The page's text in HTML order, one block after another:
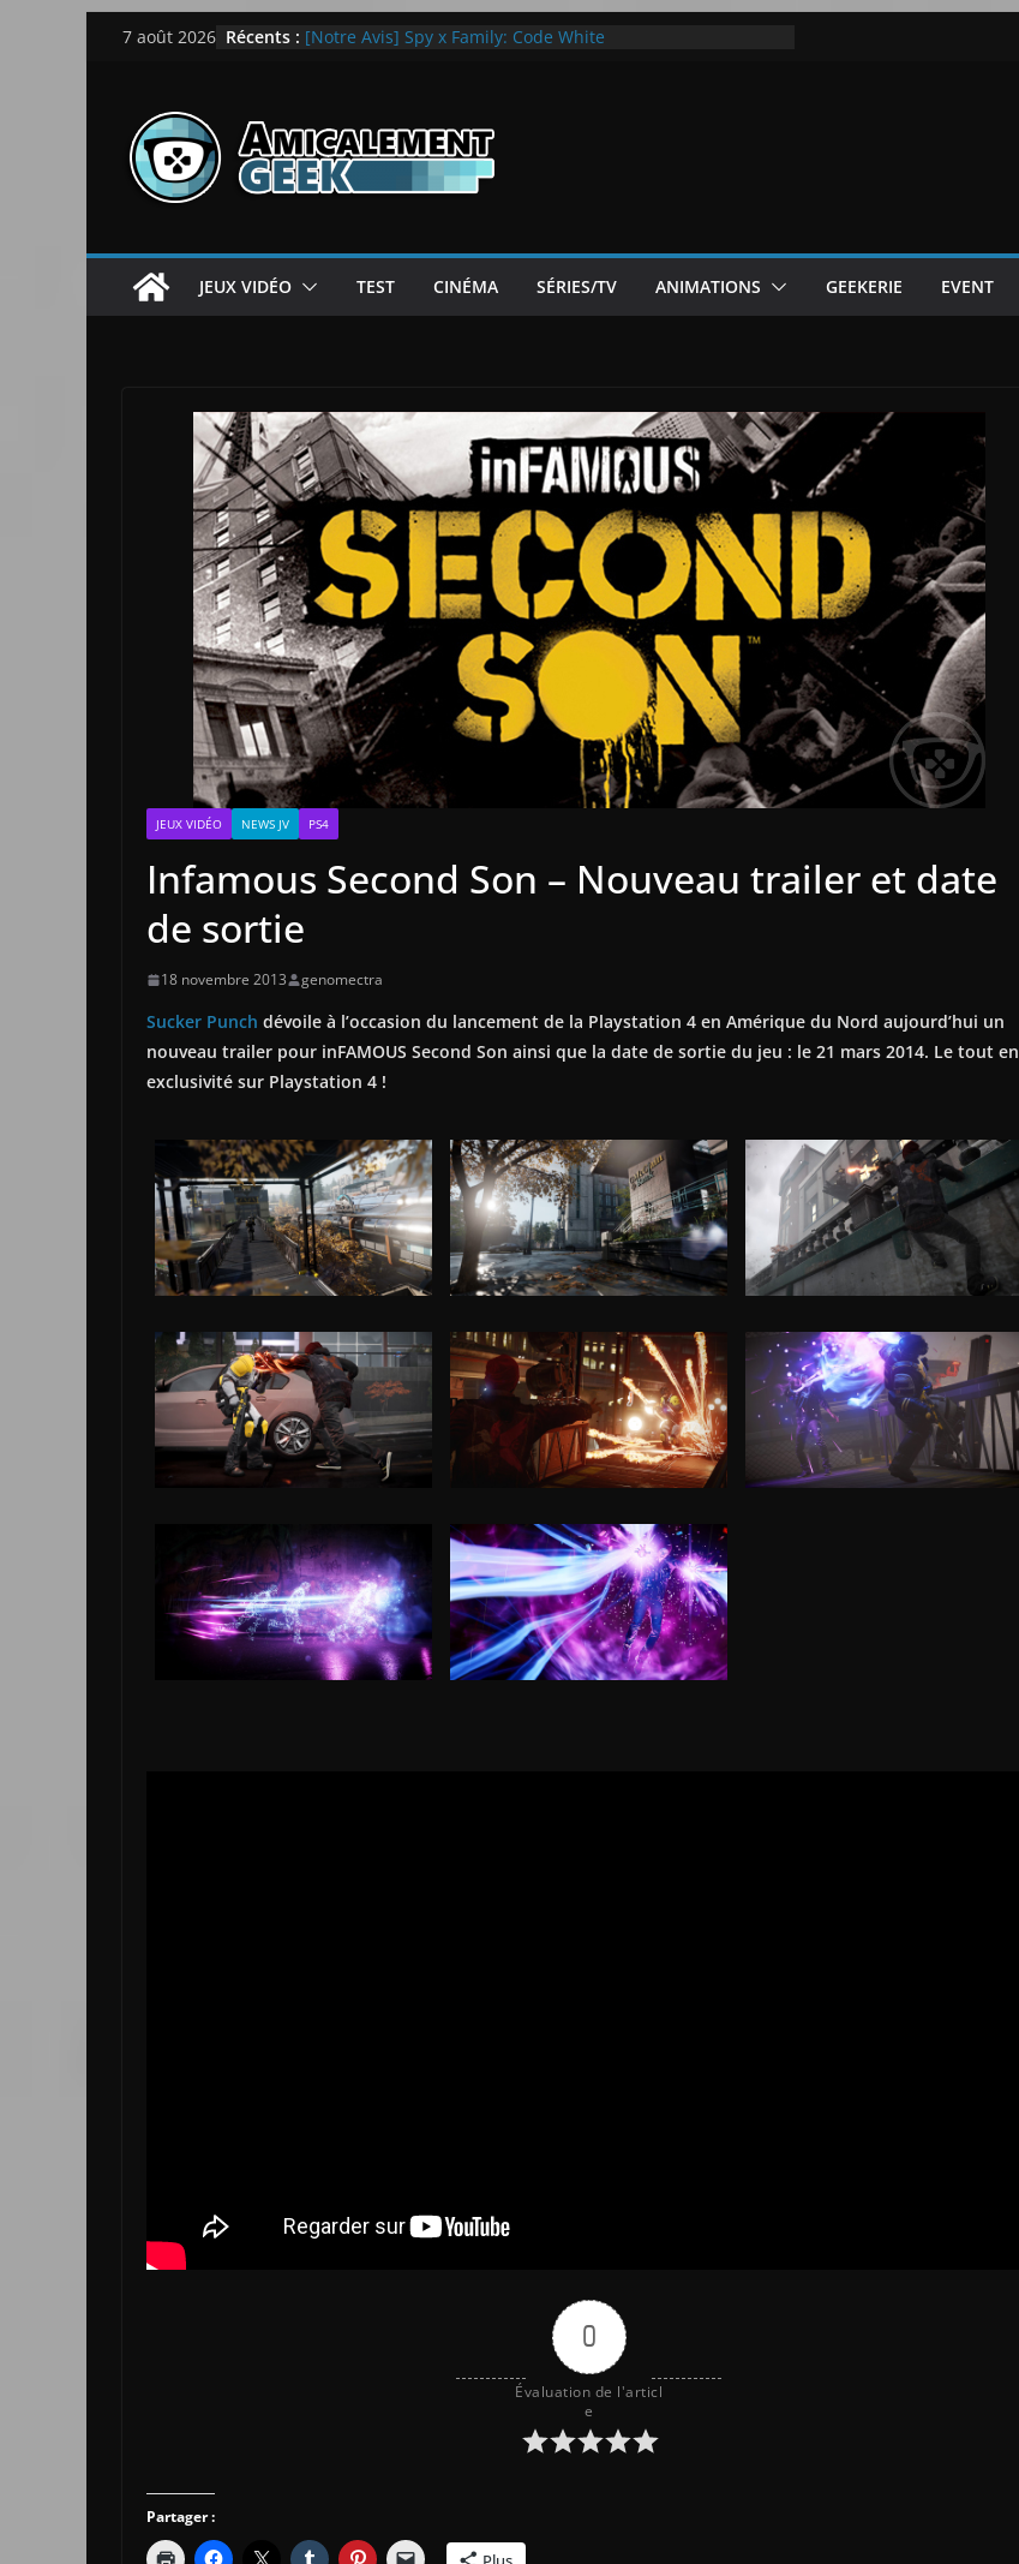
Passer7 août 2026 Récents : [Notre Avis] Spy x Family: Code White
[PS5] New World Aeternum [Notre Avis]
[PS5] Throne and Liberty – Notre Avis
JEUX VIDÉO TEST CINÉMA SÉRIES/TV ANIMATIONS GEEKERIE EVENT
JEUX VIDÉO NEWS JV PS4
Infamous Second Son – Nouveau trailer et date
de sortie
18 novembre 2013 genomectra
Sucker Punch dévoile à l’occasion du lancement de la Playstation 4 en Amérique du Nord aujourd’hui un
nouveau trailer pour inFAMOUS Second Son ainsi que la date de sortie du jeu : le 21 mars 2014. Le tout en
exclusivité sur Playstation 4 !
0
Évaluation de l'articl
e
Partager :